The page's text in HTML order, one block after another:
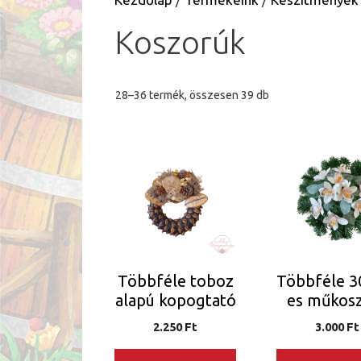
Koszorúk
28–36 termék, összesen 39 db
Többféle toboz
alapú kopogtató
2.250Ft
terméknek
variációja
változatok
a
termékoldalon
választhatók
Többféle
es
3.000Ft
terméknek
több
variációja
változatok
termékoldalon
választhatók